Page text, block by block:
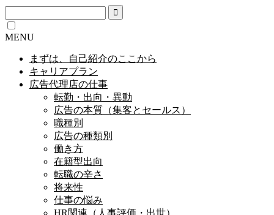
MENU
まずは、自己紹介のここから
キャリアプラン
広告代理店の仕事
転勤・出向・異動
広告の本質（集客とセールス）
職種別
広告の種類別
働き方
在籍型出向
転職の辛さ
将来性
仕事の悩み
HR関連（人事評価・出世）